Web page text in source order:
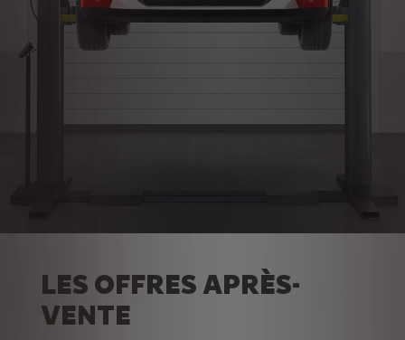
LES OFFRES APRÈS-
VENTE